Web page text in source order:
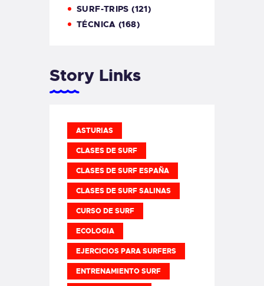
SURF-TRIPS (121)
TÉCNICA (168)
Story Links
ASTURIAS
CLASES DE SURF
CLASES DE SURF ESPAÑA
CLASES DE SURF SALINAS
CURSO DE SURF
ECOLOGIA
EJERCICIOS PARA SURFERS
ENTRENAMIENTO SURF